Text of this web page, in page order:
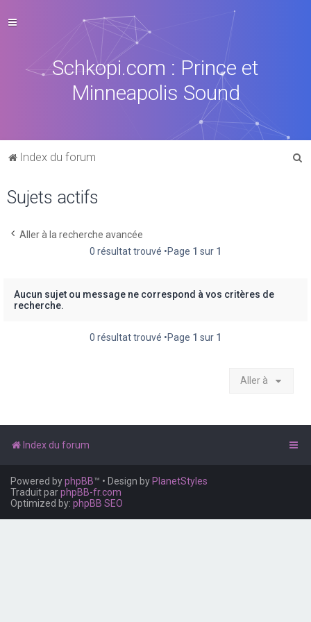
Schkopi.com : Prince et
Minneapolis Sound
Index du forum
Sujets actifs
Aller à la recherche avancée
0 résultat trouvé •Page 1 sur 1
Aucun sujet ou message ne correspond à vos critères de
recherche.
0 résultat trouvé •Page 1 sur 1
Aller à
Index du forum
Powered byphpBB™ • Design by PlanetStyles
Traduit parphpBB-fr.com
Optimized by: phpBB SEO